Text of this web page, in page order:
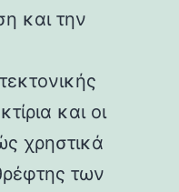
και την
και οι
χρηστικά
των